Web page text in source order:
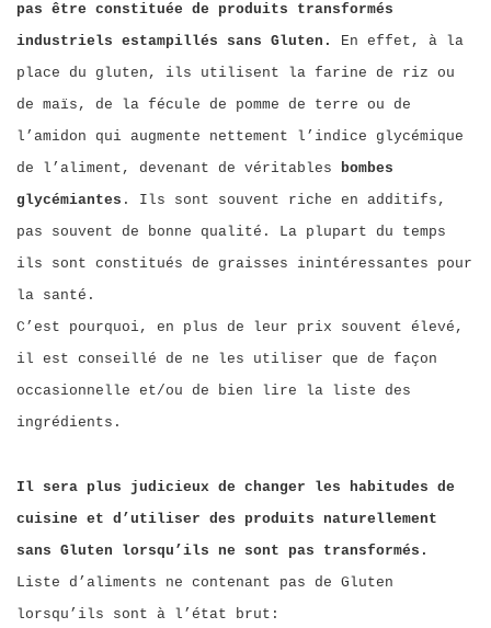
pas être constituée de produits transformés
industriels estampillés sans Gluten.
En effet, à la
place du gluten, ils utilisent la farine de riz ou
de maïs, de la fécule de pomme de terre ou de
l’amidon qui augmente nettement l’indice glycémique
de l’aliment, devenant de véritables bombes
glycémiantes . Ils sont souvent riche en additifs,
pas souvent de bonne qualité. La plupart du temps
ils sont constitués de graisses inintéressantes pour
la santé.
C’est pourquoi, en plus de leur prix souvent élevé,
il est conseillé de ne les utiliser que de façon
occasionnelle et/ou de bien lire la liste des
ingrédients.
Il sera plus judicieux de changer les habitudes de
cuisine et d’utiliser des produits naturellement
sans Gluten lorsqu’ils ne sont pas transformés.
Liste d’aliments ne contenant pas de Gluten
lorsqu’ils sont à l’état brut: